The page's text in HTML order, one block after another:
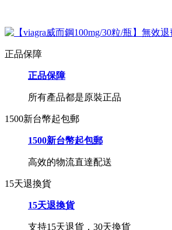
正品保障
正品保障
所有產品都是原裝正品
1500新台幣起包郵
1500新台幣起包郵
高效的物流直達配送
15天退換貨
15天退換貨
支持15天退貨，30天換貨